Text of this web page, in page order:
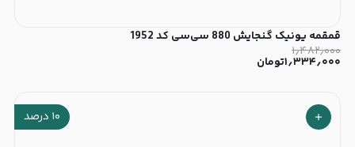
قمقمه یونیک گنجایش 880 سی‌سی کد 1952
۱٫۴۸۲٫۰۰۰
۱٫۳۳۴٫۰۰۰تومان
۱۰ درصد